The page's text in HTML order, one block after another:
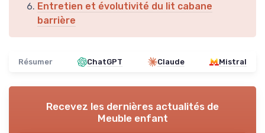
Entretien et évolutivité du lit cabane
barrière
Résumer ChatGPT Claude Mistral
Recevez les dernières actualités de
Meuble enfant